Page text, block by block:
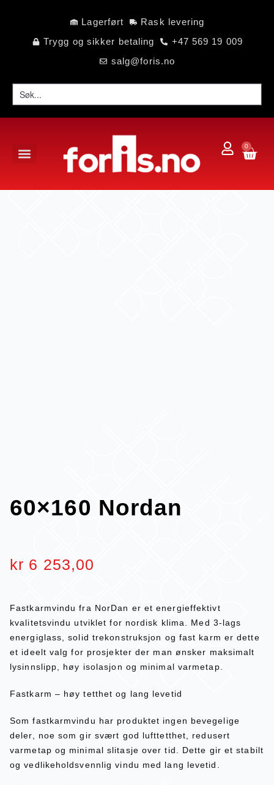
Lagerført
Rask levering
Trygg og sikker betaling
+47 569 19 009
salg@foris.no
0
60×160 Nordan
kr 6 253,00
Fastkarmvindu fra NorDan er et energieffektivt
kvalitetsvindu utviklet for nordisk klima. Med 3-lags
energiglass, solid trekonstruksjon og fast karm er dette
et ideelt valg for prosjekter der man ønsker maksimalt
lysinnslipp, høy isolasjon og minimal varmetap.
Fastkarm – høy tetthet og lang levetid
Som fastkarmvindu har produktet ingen bevegelige
deler, noe som gir svært god lufttetthet, redusert
varmetap og minimal slitasje over tid. Dette gir et stabilt
og vedlikeholdsvennlig vindu med lang levetid.